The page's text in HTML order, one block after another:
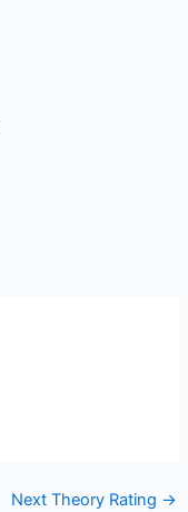
Next Theory Rating →